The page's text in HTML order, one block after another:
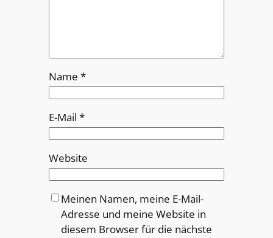
Name *
E-Mail *
Website
Meinen Namen, meine E-Mail-
Adresse und meine Website in
diesem Browser für die nächste